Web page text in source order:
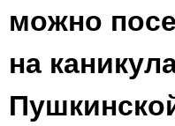
можно
на